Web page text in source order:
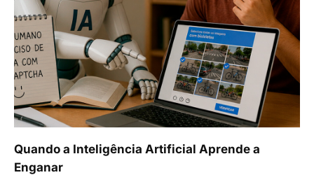
Quando a Inteligência Artificial Aprende a
Enganar